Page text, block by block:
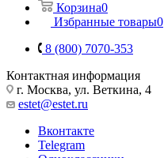
Корзина0
Избранные товары0
8 (800) 7070-353
Контактная информация
г. Москва, ул. Веткина, 4
estet@estet.ru
Вконтакте
Telegram